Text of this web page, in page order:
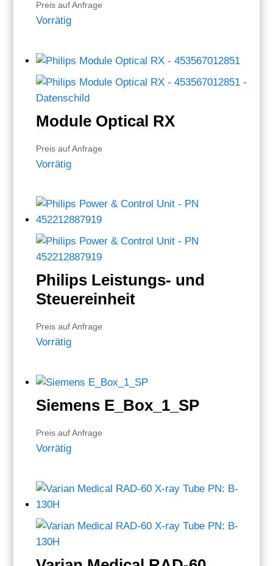
Preis auf Anfrage
Vorrätig
Module Optical RX
Preis auf Anfrage
Vorrätig
Philips Leistungs- und
Steuereinheit
Preis auf Anfrage
Vorrätig
Siemens E_Box_1_SP
Preis auf Anfrage
Vorrätig